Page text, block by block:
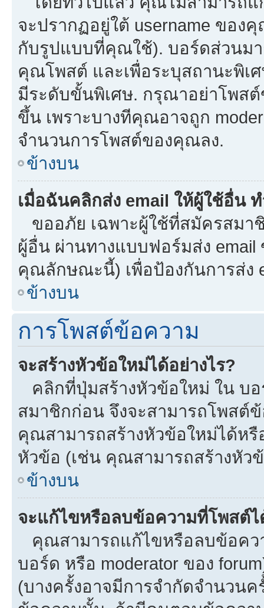
จะปรากฏอยู่ใต้ username ขอ
กับรูปแบบที่คุณใช้). บอร์ดส่วนม
คุณโพสต์ และเพื่อระบุสถานะพิเศ
มีระดับขั้นพิเศษ. กรุณาอย่าโพส
ขึ้น เพราะบางทีคุณอาจถูก
จำนวนการโพสต์ของคุณลง.
ข้างบน
เมื่อฉันคลิกส่ง email ให้ผู้ใช้อื่น
ขออภัย เฉพาะผู้ใช้ที่สมัครสมา
ผู้อื่น ผ่านทางแบบฟอร์มส่ง
คุณลักษณะนี้) เพื่อป้องกันการส่ง
ข้างบน
การโพสต์ข้อความ
จะสร้างหัวข้อใหม่ได้อย่างไร?
คลิกที่ปุ่มสร้างหัวข้อใหม่ ใน บ
สมาชิกก่อน จึงจะสามารถโพสต์
คุณสามารถสร้างหัวข้อใหม่ได้ห
หัวข้อ (เช่น คุณสามารถสร้างหั
ข้างบน
จะแก้ไขหรือลบข้อความที่โพสต์ไ
คุณสามารถแก้ไขหรือลบข้อคว
บอร์ด หรือ moderator ของ
(บางครั้งอาจมีการจำกัดจำนวน